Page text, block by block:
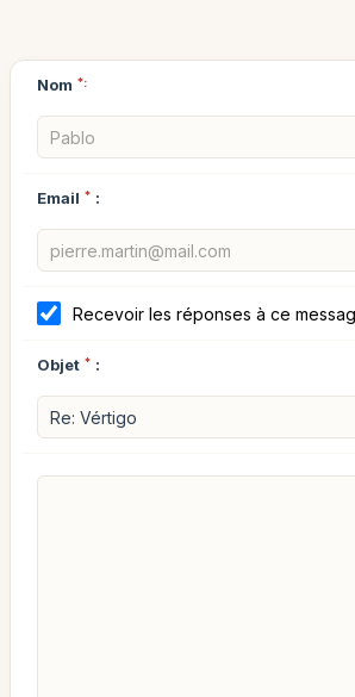
Nom *:
Email * :
Recevoir les réponses à ce
Objet * :